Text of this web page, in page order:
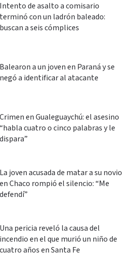
Intento de asalto a comisario
terminó con un ladrón baleado:
buscan a seis cómplices
Balearon a un joven en Paraná y se
negó a identificar al atacante
Crimen en Gualeguaychú: el asesino
“habla cuatro o cinco palabras y le
dispara”
La joven acusada de matar a su novio
en Chaco rompió el silencio: “Me
defendí”
Una pericia reveló la causa del
incendio en el que murió un niño de
cuatro años en Santa Fe